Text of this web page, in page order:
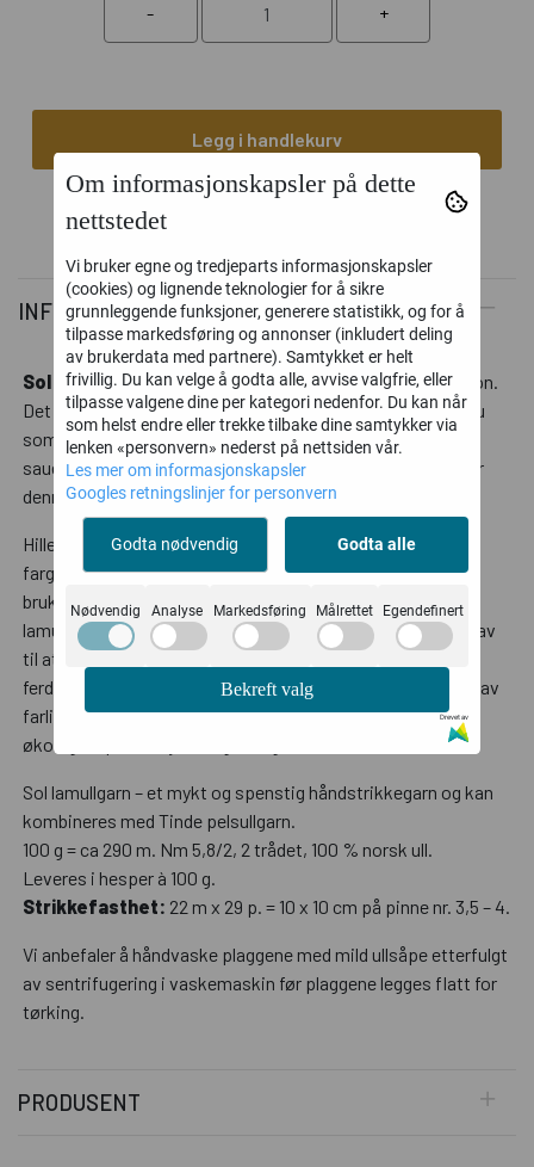
Legg i handlekurv
INFORMASJON
Sol lamullgarner spunnet av norsk lamull C1 Fin, 28 micron.
Det betyr at det kun er de fineste fibrene fra Norsk kvit sau
som får være med i produksjonen av Sol lamullgarn. Ull fra
sauen er svanemerket og har flott krus og spenst. Det gjør
denne fiberen velegnet til luftige, myke og lette kardegarn.
Hillesvåg Ullvarefabrikk har satt økt miljøfokus på bruk av
fargestoffer i sin produksjon, og markerer dette ved å kun
bruke GOTS-godkjente fargestoff i sin fargeserie til Sol
lamullgarn. GOTS (Global Organic Textile Standard) stiller krav
til at fargestoffer er biologisk nedbrytbare og giftfrie. Det
ferdige produktet kan ikke inneholde allergener eller rester av
farlige kjemikalier. GOTS-godkjent fargestoff er tillatt i
økologisk produksjon av garn og tekstiler.
Sol lamullgarn – et mykt og spenstig håndstrikkegarn og kan
kombineres med Tinde pelsullgarn.
100 g = ca 290 m. Nm 5,8/2, 2 trådet, 100 % norsk ull.
Leveres i hesper à 100 g.
Strikkefasthet: 22 m x 29 p. = 10 x 10 cm på pinne nr. 3,5 – 4.
Vi anbefaler å håndvaske plaggene med mild ullsåpe etterfulgt
av sentrifugering i vaskemaskin før plaggene legges flatt for
tørking.
PRODUSENT
Om informasjonskapsler på dette
nettstedet
Vi bruker egne og tredjeparts informasjonskapsler
(cookies) og lignende teknologier for å sikre
grunnleggende funksjoner, generere statistikk, og for å
tilpasse markedsføring og annonser (inkludert deling
av brukerdata med partnere). Samtykket er helt
frivillig. Du kan velge å godta alle, avvise valgfrie, eller
tilpasse valgene dine per kategori nedenfor. Du kan når
som helst endre eller trekke tilbake dine samtykker via
lenken «personvern» nederst på nettsiden vår.
Les mer om informasjonskapsler
Googles retningslinjer for personvern
Godta nødvendig Godta alle
Nødvendig Analyse Markedsføring Målrettet Egendefinert
Bekreft valg
Drevet av